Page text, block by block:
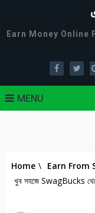
Earn Money Online
MENU
Home \ Earn From
খুব সহজে SwagBucks